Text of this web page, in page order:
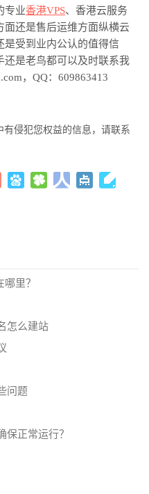
专业香港VPS、 香港云服务
面还是售后运维方面纵横云
是受到业内公认的值得信
还是老鸟都可以及时联系我
，QQ：609863413
侵犯您权益的信息，请联系
里？
怎么建站
问题
保正常运行？